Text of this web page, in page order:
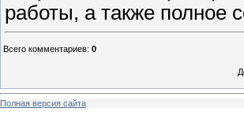
работы, а также полное
Всего комментариев: 0
Полная версия сайта